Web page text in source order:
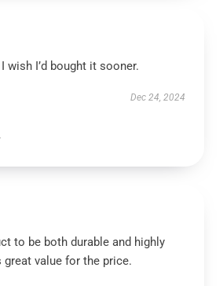
wish I’d bought it sooner.
Dec 24, 2024
to be both durable and highly
value for the price.